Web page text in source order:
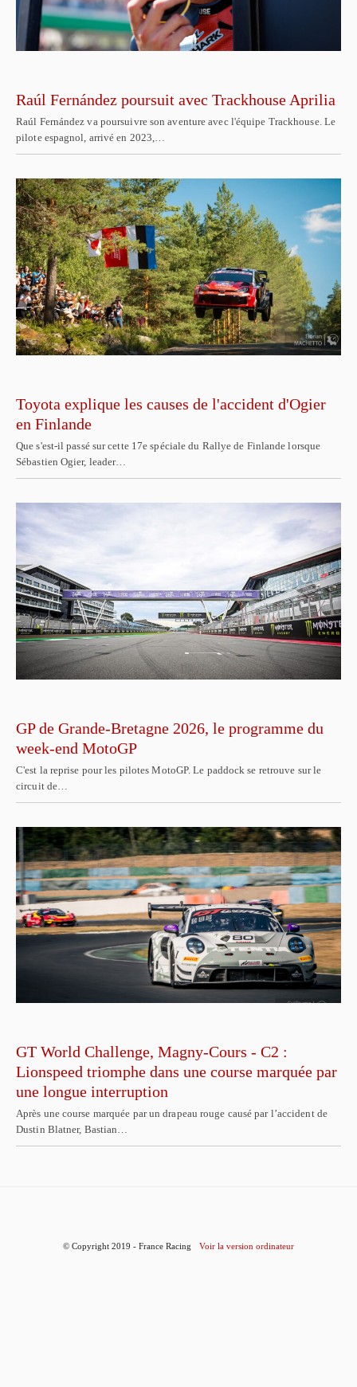
Raúl Fernández poursuit avec Trackhouse Aprilia
Raúl Fernández va poursuivre son aventure avec l'équipe Trackhouse. Le
pilote espagnol, arrivé en 2023,…
Toyota explique les causes de l'accident d'Ogier
en Finlande
Que s'est-il passé sur cette 17e spéciale du Rallye de Finlande lorsque
Sébastien Ogier, leader…
GP de Grande-Bretagne 2026, le programme du
week-end MotoGP
C'est la reprise pour les pilotes MotoGP. Le paddock se retrouve sur le
circuit de…
GT World Challenge, Magny-Cours - C2 :
Lionspeed triomphe dans une course marquée par
une longue interruption
Après une course marquée par un drapeau rouge causé par l’accident de
Dustin Blatner, Bastian…
© Copyright 2019 - France Racing Voir la version ordinateur